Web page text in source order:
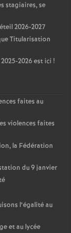
stagiaires, se
2026-2027
Titularisation
2026 est ici !
faites au
violences faites
la Fédération
du 9 janvier
l’égalité au
et au lycée